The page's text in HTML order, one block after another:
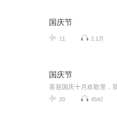
国庆节
11 2.1万
国庆节
20 4542